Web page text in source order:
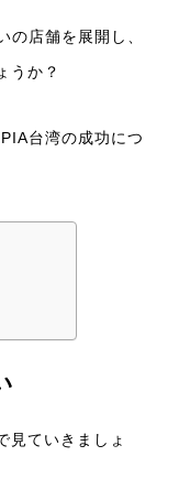
の店舗を展開し、
うか？
台湾の成功につ
見ていきましょ